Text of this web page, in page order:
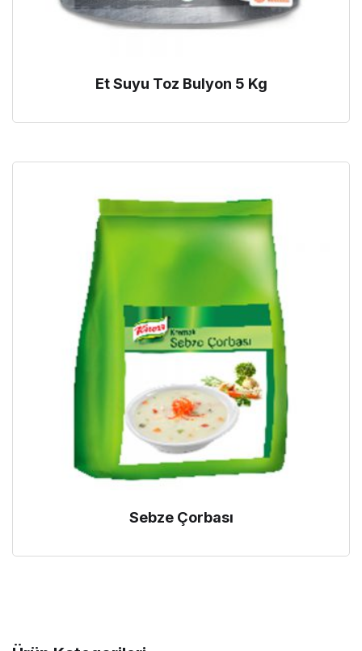
Et Suyu Toz Bulyon 5 Kg
Sebze Çorbası